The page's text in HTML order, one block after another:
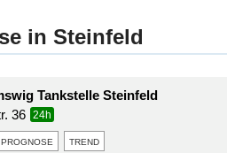
in Steinfeld
Tankstelle Steinfeld
36
24h
prognose trend